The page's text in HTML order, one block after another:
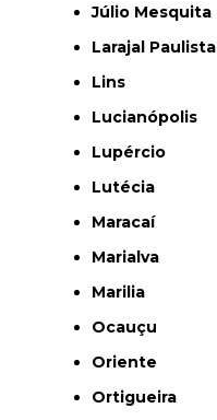
Júlio Mesquita
Larajal Paulista
Lins
Lucianópolis
Lupércio
Lutécia
Maracaí
Marialva
Marilia
Ocauçu
Oriente
Ortigueira